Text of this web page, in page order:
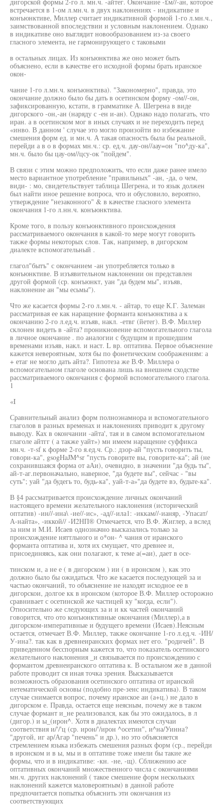
встречается в 1-ом л.мн.ч. в двух наклонениях - индикативе и
конъюнктиве, Миллер считает индикативной формой 1-го л.мн.ч.,
заимствованной впоследствии и условным наклонением. Однако
в индикативе оно выглядит новообразованием из-за своего
гласного элемента, не гармонирующего с таковыми
в остальных лицах. Из конъюнктива же оно может быть
объяснено, если в качестве его исходной формы брать иранское
окон-
чание 1-го л.мн.ч. конъюнктива). "Закономерно", правда, это
окончание должно было бы дать в осетинском форму -ом//-он,
зафиксированную, кстати, в грамматике А. Шегрена в виде
дигорского -он,-ан (наряду с -ен и-ан). Однако надо полагать, что
иран. а в осетинском мог в иных случаях и не переходить перед
«инво. В данном ' случае это могло произойти во избежание
смешения форм ед. и мн.ч. А такая опасность была бы реальной,
перейди а в о в формах мн.ч.: ср. ед.ч. дау-он//аау=он "по^ду-ка",
мн.ч. было бы цау-ом//цсу-ок "пойдем".
В связи с этим можно предположить, что если даже ранее имело
место вариантное употребление "правильных" -ан, -да, о чем,
види- : мо, свидетельствует таблица Шегрена, и то язык должен
был найти иное решение вопроса, что и обусловило, вероятно,
утверждение "незаконного" & в качестве гласного элемента
окончания 1-го л.нн.ч. конъюнктива.
Кроме того, в пользу конъюнктивного происхождения
рассматриваемого окончания в какой-то мере могут говорить
также формы некоторых слов. Так, например, в дигорском
диалекте вспомогательный .
глагол"бытъ" с окончанием -ан употребляется только в
конъюнктиве. В изъявительном наклонении он представлен
другой формой (ср. конъюнкт, уан "да будем мы", изъяв,
наклонение ан "мы есьмы").
Что же касается формы 2-го л.мн.ч. - айтар, то еще К.Г. Залеман
рассматривая ее как наращение форманта конъюнктива а к
окончанию 2-го л.ед.ч. изъяв, накл. -етвг (йетег). В.Ф. Миллер
склонен видеть в -айта? проникновение вспомогательного глагола
в личное окончание . по аналогии с будущим и прошедшим
временами изъяв, накл. и наст. L вр. оптатива. Первое объяснение
кажется невероятным, хотя бы по фонетическим соображениям: а
+ етаг не могло дать айта?. Гипотеза же В.Ф. Миллера о
вспомогательном глаголе основана лишь на внешнем сходстве
рассматриваемого окончания с формой вспомогательного глагола.
1
«I
Сравнительный анализ форм полноэнамнора и вспомогательного
глаголов в разных временах и наклонениях приводит к другому
выводу. Ках в окончании -айта', тая и в самом вспомогательном
глаголе айтгг ( а также уайт») мн имеем наращение суффикса
мн.ч. -т-sf к форме 2-го я.ед.ч. Ср.: дзор-ай "пусть говорить ты,
говори-ка", gsogHaJM^sr "пусть говорите вы, говорите-ка"; ай (не
сохранившаяся форма от аАи), очевидно, в значении "да будь ты",
ай-т-аг.первоначально, наверное, "да будете вы", сейчас - "вы
суть"; уай "да будегь то, будь-ка", уай-т-а»"да будете вэ, будьте-ка".
В §4 рассматривается происхождение личных окончаний
настоящего времени желательного наклонения (исторический
оптатив) -ин//-ина\ -ие//-ис», -ад//-ила1: -иккам//-ианяр, -Упасат/
А-найта», -иккой// -И2НП® Отмечается, что В.Ф. Жиглер, а вслед
за ним и М.И. Исаев однозначно высказались только за
происхождение няттльного и о*он- ^ чания от иранского
форманта оптатива и, хотя их смущает, что древнее и,
присоединяясь, как они полагают, к теме а(=аи), дает в осе-
тинском и, а не е ( в дигорском ) ии ( в иронском ), как это
должно было бы ожидаться. Что же касается последующей за и
частью окончаний, то объяснение не находят исходное ее в
дигорскои, долгое кк в иронском (которое В.Ф. Миллер осторожно
сравнивает с осетинской же частицей ку "когда, если").
Относительно же следующих за и и кк частей окончаний
говорится, что ото конъюнктивные окончания (Миллер),а в
дигорском-императивные и будущего времени (Исаев).Неясным
остается, отмечает В.Ф. Миллер, также окончание 1-го л.ед.ч. -ИН/
У-ина?. так как в древнеиранских формах нет его. "родичей". В
приведенном бесспорным кажется то, что показатель осетинского
желательного наклонения _и связывается по происхождению с
формантом древнеиранского оптатива к. В остальном же в данной
работе проводит ся иная точка зрения. Высказывается
возможность образования осетинского оптатива от иранской
нетематической основы (подобно пре-зенс индикатива). В таком
случае снимается вопрос, почему иранское аи (а+ц.) не дало в
дигорском е. Правда, остается еще неясным, почему же в таком
случае формант и_не реализовался, как бы это ожидалось, в л
(дигор.) и ы_(ирон^. Хотя в диалектах имеются случаи
соответствия и/'/'ц (ср. ирон/'/ирон ^осетин", и^на/Уинна?
"другой, иг ар/Агар "печень" и др.), но это объясняется
стремлением языка избежать смешения разных форм (ср., перейди
в иронском и в ы, мы и в оптативе тоже имели бы такие же
формы, что и в индикативе: -кн. -не, -щ). Сближению асе
оптативных окончаний множественного числа с окончаниями
мн.ч. других наклонений ( такое смешение форм нескольких
наклонений кажется маловероятным) в данной работе
предпочитается попытка объяснить эти окончания из
соответствующих